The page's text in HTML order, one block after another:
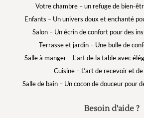
Besoin d'aide ?
Votre chambre – un refuge de bien-
Enfants – Un univers doux et enchanté
Salon – Un écrin de confort pour des
Terrasse et jardin – Une bulle de
Salle à manger – L’art de la table avec
Cuisine – L’art de recevoir et
Salle de bain – Un cocon de douceur pour